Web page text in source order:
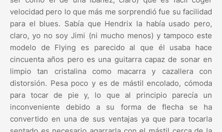
velocidad pero lo que más me sorprendió fue su facilidad
para el blues. Sabía que Hendrix la había usado pero,
claro, yo no soy Jimi (ni mucho menos) y tampoco este
modelo de Flying es parecido al que él usaba hace
cincuenta años pero es una guitarra capaz de sonar en
limpio tan cristalina como macarra y cazallera con
distorsión. Pesa poco y es de mástil encolado, cómoda
para tocar de pie y, lo que al principio parecía un
inconveniente debido a su forma de flecha se ha
convertido en una de sus ventajas ya que para tocarla